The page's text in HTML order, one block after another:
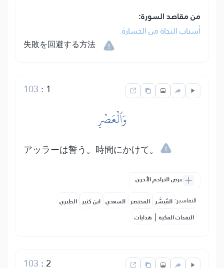
من مقاصد السورة:
أسباب النجاة من الخسارة.
失敗を回避する方法
1
:
103
وَٱلۡعَصۡرِ
アッラーは誓う。時間にかけて。
عرض التراجم الأخرى
التفاسير: المُيسَّر المختصر السعدي ابن كثير الطبري
النفحات المكية | هدايات
2
:
103